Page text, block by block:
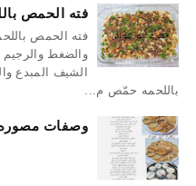
فته الحمص
فته الحمص
والضغط
الشيف المبدع
باللحمه حمّص م...
وصفات مصوره